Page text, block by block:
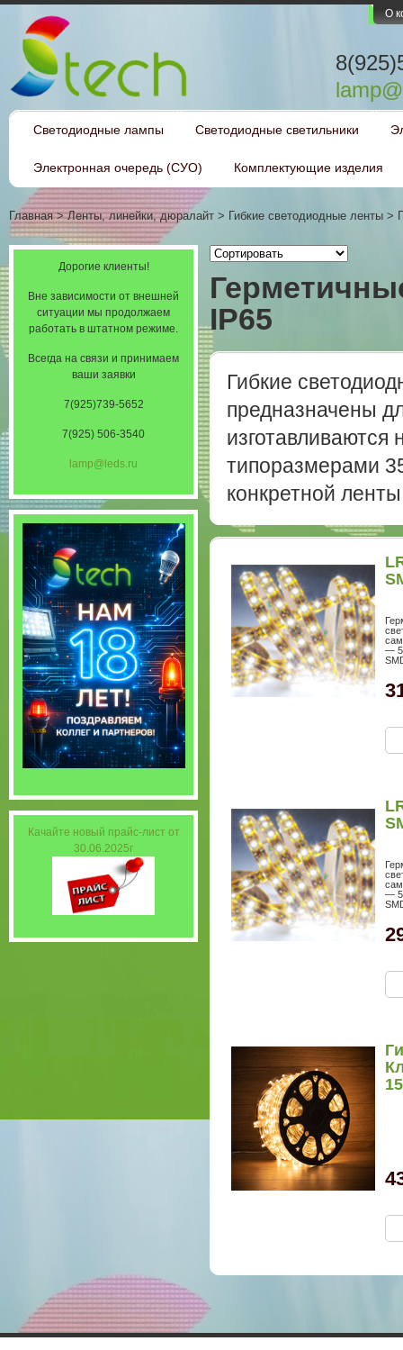
О
Светодиодные лампы Светодиодные светильники
Электронная очередь (СУО) Комплектующие изделия
Главная>Ленты, линейки, дюралайт > Гибкие светодиодные ленты >
IP65
Гибкие
предназначены
изготавливаются
типоразмерами
конкретной
— 5
— 5
Дорогие клиенты!
Вне зависимости от внешней
ситуации мы продолжаем
работать в штатном режиме.
Всегда на связи и принимаем
ваши заявки
7(925)739-5652
7(925) 506-3540
lamp@leds.ru
Качайте новый прайс-лист от
30.06.2025г